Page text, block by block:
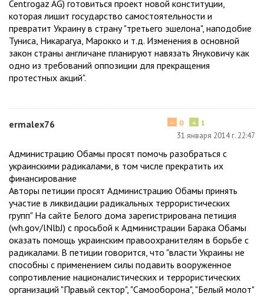
Centrogaz AG) готовиться проект новой конституции,
которая лишит государство самостоятельности и
превратит Украину в страну "третьего эшелона", наподобие
Туниса, Никарагуа, Марокко и т.д. Изменения в основной
закон страны англичане планируют навязать Януковичу как
одно из требований оппозиции для прекращения
протестных акций".
ermalex76 + 1
− 0
31 января 2014 г. 22:47
Администрацию Обамы просят помочь разобраться с
украинскими радикалами, в том числе прекратить их
финансирование
Авторы петиции просят Администрацию Обамы принять
участие в ликвидации радикальных террористических
групп" На сайте Белого дома зарегистрирована петиция
(wh.gov/lNlbJ) с просьбой к Администрации Барака Обамы
оказать помощь украинским правоохранителям в борьбе с
радикалами. В петиции говорится, что "власти Украины не
способны с применением силы подавить вооруженное
сопротивление националистических и террористических
организаций "Правый сектор", "Самооборона", "Белый молот"